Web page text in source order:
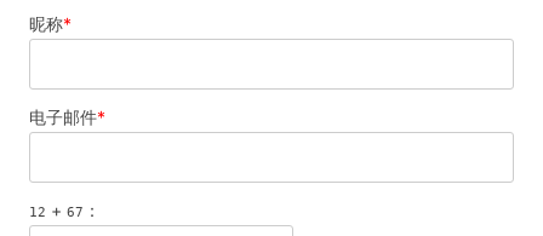
昵称*
电子邮件*
12 + 67 ：